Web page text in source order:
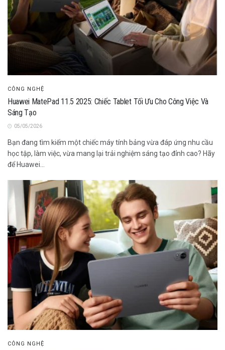
CÔNG NGHỆ
Huawei MatePad 11.5 2025: Chiếc Tablet Tối Ưu Cho Công Việc Và
Sáng Tạo
05/05/2026
Bạn đang tìm kiếm một chiếc máy tính bảng vừa đáp ứng nhu cầu
học tập, làm việc, vừa mang lại trải nghiệm sáng tạo đỉnh cao? Hãy
để Huawei...
CÔNG NGHỆ